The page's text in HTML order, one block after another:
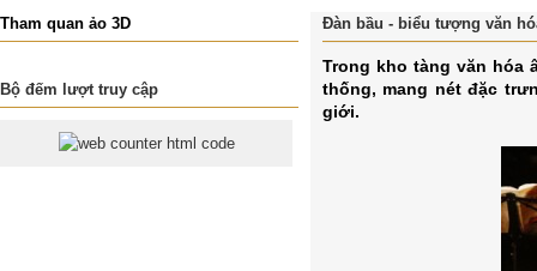
Tham quan ảo 3D
Bộ đếm lượt truy cập
Đàn bầu - biểu tượng văn
Trong kho tàng văn hóa
thống, mang nét đặc
giới.